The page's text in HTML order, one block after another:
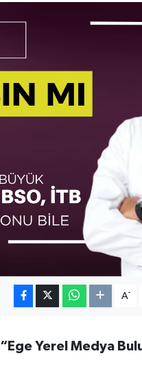
A-
“Ege Yerel Medya